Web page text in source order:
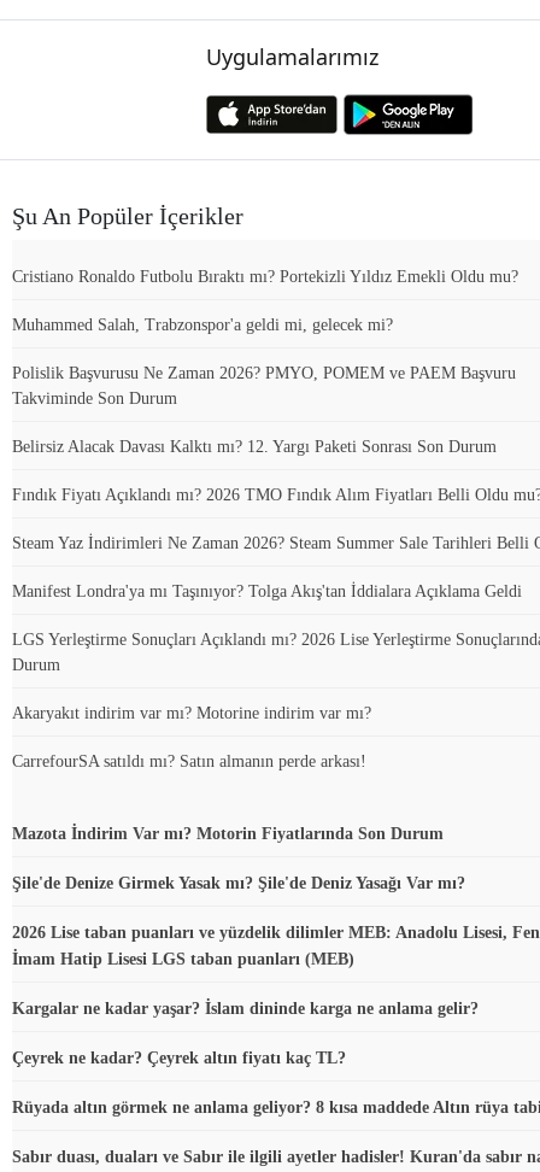
Uygulamalarımız
Şu An Popüler İçerikler
Cristiano Ronaldo Futbolu Bıraktı mı? Portekizli Yıldız Emekli Oldu mu?
Muhammed Salah, Trabzonspor'a geldi mi, gelecek mi?
Polislik Başvurusu Ne Zaman 2026? PMYO, POMEM ve PAEM Başvuru
Takviminde Son Durum
Belirsiz Alacak Davası Kalktı mı? 12. Yargı Paketi Sonrası Son Durum
Fındık Fiyatı Açıklandı mı? 2026 TMO Fındık Alım Fiyatları Belli Oldu
Steam Yaz İndirimleri Ne Zaman 2026? Steam Summer Sale Tarihleri Belli
Manifest Londra'ya mı Taşınıyor? Tolga Akış'tan İddialara Açıklama Geldi
LGS Yerleştirme Sonuçları Açıklandı mı? 2026 Lise Yerleştirme
Durum
Akaryakıt indirim var mı? Motorine indirim var mı?
CarrefourSA satıldı mı? Satın almanın perde arkası!
Mazota İndirim Var mı? Motorin Fiyatlarında Son Durum
Şile'de Denize Girmek Yasak mı? Şile'de Deniz Yasağı Var mı?
2026 Lise taban puanları ve yüzdelik dilimler MEB: Anadolu Lisesi,
İmam Hatip Lisesi LGS taban puanları (MEB)
Kargalar ne kadar yaşar? İslam dininde karga ne anlama gelir?
Çeyrek ne kadar? Çeyrek altın fiyatı kaç TL?
Rüyada altın görmek ne anlama geliyor? 8 kısa maddede Altın rüya
Sabır duası, duaları ve Sabır ile ilgili ayetler hadisler! Kuran'da sabır